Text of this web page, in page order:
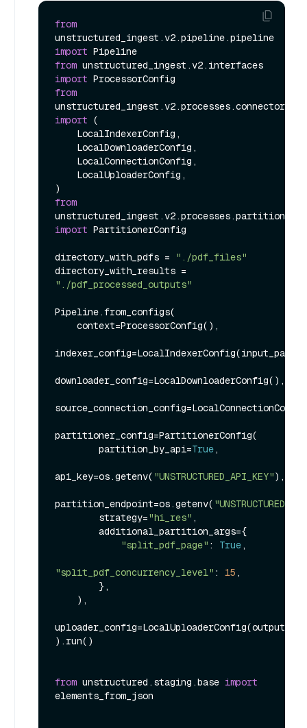
from
import
from
import
from
import (
from
import PartitionerConfig
directory_with_pdfs =
"./pdf_files"
"./pdf_processed_outputs"
Pipeline.from_configs(
downloader_config=LocalDownloaderConfig(),
partitioner_config=PartitionerConfig(
        partition_by_api=
True,
api_key=os.getenv( "UNSTRUCTURED_API_KEY"),
partition_endpoint=os.getenv(
        strategy=
"hi_res" ,
"split_pdf_page" : True,
"split_pdf_concurrency_level" : 15 ,
).run()
from unstructured.staging.base import
elements_from_json